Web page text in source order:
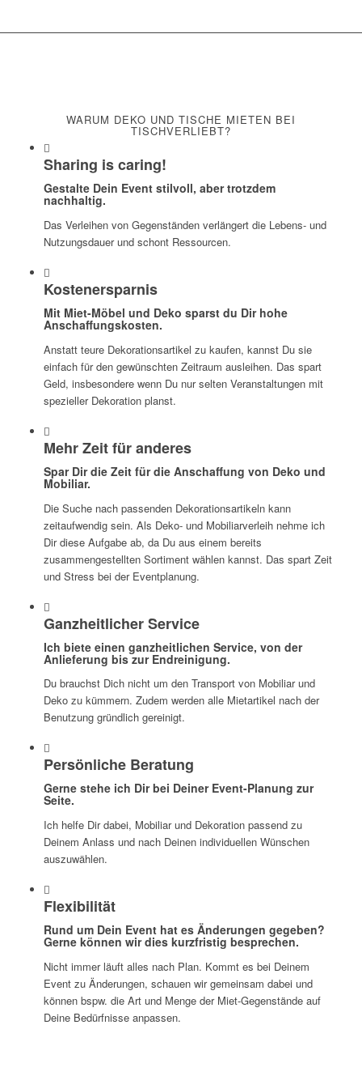
WARUM DEKO UND TISCHE MIETEN BEI
TISCHVERLIEBT?
Sharing is caring!
Gestalte Dein Event stilvoll, aber trotzdem
nachhaltig.
Das Verleihen von Gegenständen verlängert die Lebens- und
Nutzungsdauer und schont Ressourcen.
Kostenersparnis
Mit Miet-Möbel und Deko sparst du Dir hohe
Anschaffungskosten.
Anstatt teure Dekorationsartikel zu kaufen, kannst Du sie
einfach für den gewünschten Zeitraum ausleihen. Das spart
Geld, insbesondere wenn Du nur selten Veranstaltungen mit
spezieller Dekoration planst.
Mehr Zeit für anderes
Spar Dir die Zeit für die Anschaffung von Deko und
Mobiliar.
Die Suche nach passenden Dekorationsartikeln kann
zeitaufwendig sein. Als Deko- und Mobiliarverleih nehme ich
Dir diese Aufgabe ab, da Du aus einem bereits
zusammengestellten Sortiment wählen kannst. Das spart Zeit
und Stress bei der Eventplanung.
Ganzheitlicher Service
Ich biete einen ganzheitlichen Service, von der
Anlieferung bis zur Endreinigung.
Du brauchst Dich nicht um den Transport von Mobiliar und
Deko zu kümmern. Zudem werden alle Mietartikel nach der
Benutzung gründlich gereinigt.
Persönliche Beratung
Gerne stehe ich Dir bei Deiner Event-Planung zur
Seite.
Ich helfe Dir dabei, Mobiliar und Dekoration passend zu
Deinem Anlass und nach Deinen individuellen Wünschen
auszuwählen.
Flexibilität
Rund um Dein Event hat es Änderungen gegeben?
Gerne können wir dies kurzfristig besprechen.
Nicht immer läuft alles nach Plan. Kommt es bei Deinem
Event zu Änderungen, schauen wir gemeinsam dabei und
können bspw. die Art und Menge der Miet-Gegenstände auf
Deine Bedürfnisse anpassen.